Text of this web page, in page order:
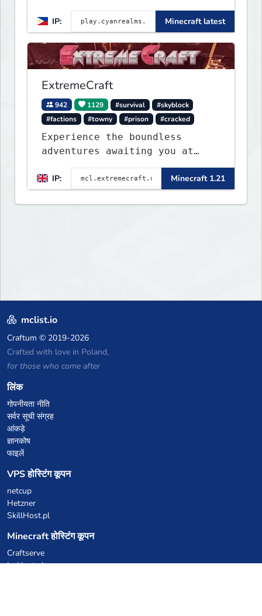
IP:
Minecraft latest
ExtremeCraft
942 1129 #survival
#skyblock
#factions
#towny #prison #cracked
Experience the boundless
adventures awaiting you at
ExtremeCraft.net! Embark on a
journey through a plethora of
exhilarating game modes,
blending both timeless
IP: Minecraft 1.21
mclist.io
Craftum © 2019-2026
Crafted with love in Poland,
for those who come after
लिंक
गोपनीयता नीति
सर्वर सूची संग्रह
आंकड़े
ज्ञानकोष
फाइलें
VPS होस्टिंग कूपन
netcup
Hetzner
SkillHost.pl
Minecraft होस्टिंग कूपन
Craftserve
IceHost.pl